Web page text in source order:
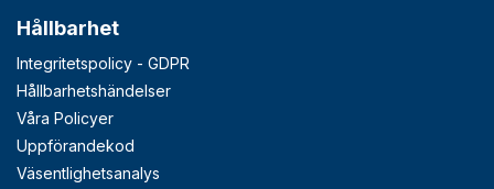
Hållbarhet
Integritetspolicy - GDPR
Hållbarhetshändelser
Våra Policyer
Uppförandekod
Väsentlighetsanalys